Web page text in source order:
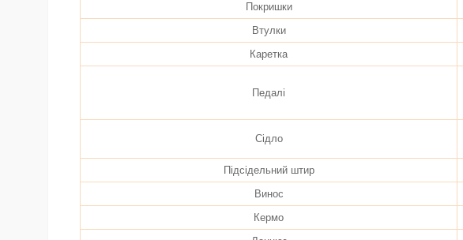
Покришки
Втулки
Каретка
Педалі
Сідло
Підсідельний штир
Винос
Кермо